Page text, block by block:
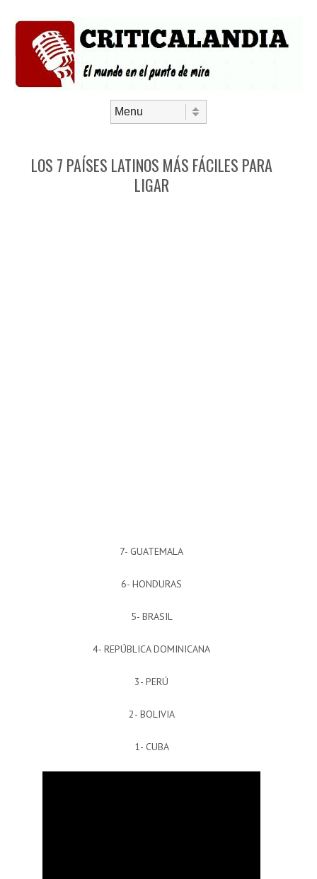
LOS 7 PAÍSES LATINOS MÁS FÁCILES PARA
LIGAR
7- GUATEMALA
6- HONDURAS
5- BRASIL
4- REPÚBLICA DOMINICANA
3- PERÚ
2- BOLIVIA
1- CUBA